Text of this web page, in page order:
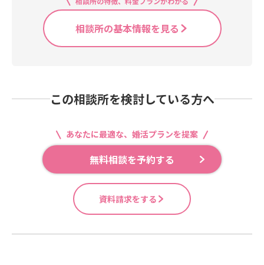
相談所の基本情報を見る
この相談所を検討している方へ
あなたに最適な、婚活プランを提案
無料相談を予約する
資料請求をする